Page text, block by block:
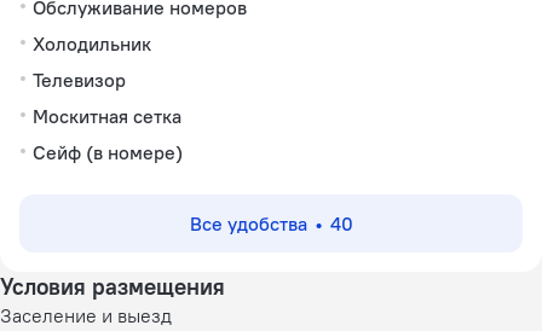
Обслуживание номеров
Холодильник
Телевизор
Москитная сетка
Сейф (в номере)
Все удобства 40
Условия размещения
Заселение и выезд